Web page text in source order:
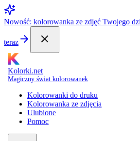
Nowość: kolorowanka ze zdjęć Twojego
teraz
Kolorki.net
Magiczny świat kolorowanek
Kolorowanki do druku
Kolorowanka ze zdjęcia
Ulubione
Pomoc